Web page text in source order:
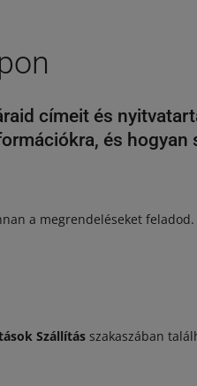
címeit és
és hogyan
a megrendeléseket feladod.
Szállítás szakaszában